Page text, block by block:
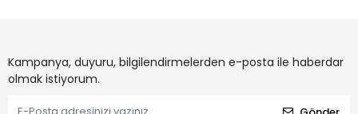
Kampanya, duyuru, bilgilendirmelerden e-posta ile haberdar
olmak istiyorum.